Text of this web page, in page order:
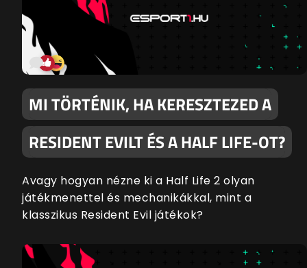
MI TÖRTÉNIK, HA KERESZTEZED A
RESIDENT EVILT ÉS A HALF LIFE-OT?
Avagy hogyan nézne ki a Half Life 2 olyan
játékmenettel és mechanikákkal, mint a
klasszikus Resident Evil játékok?